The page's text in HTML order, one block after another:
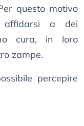
questo motivo
affidarsi a dei
cura, in loro
zampe.
percepire